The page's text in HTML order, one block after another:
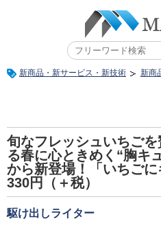
新商品・新サービス・新技術 新商
旬なフレッシュいちご
る春に心ときめく“胸キ
から新登場！「いちごに
330円（＋税）
駆け出しライター